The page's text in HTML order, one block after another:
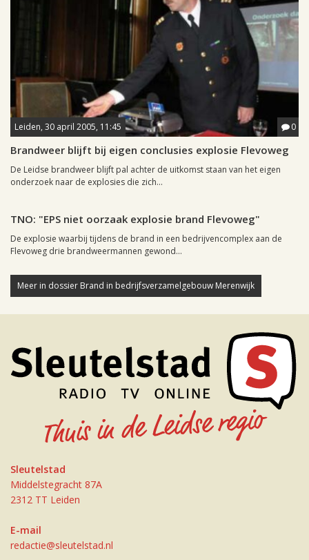
Leiden, 30 april 2005, 11:45 0
Brandweer blijft bij eigen conclusies explosie Flevoweg
De Leidse brandweer blijft pal achter de uitkomst staan van het eigen
onderzoek naar de explosies die zich...
TNO: "EPS niet oorzaak explosie brand Flevoweg"
De explosie waarbij tijdens de brand in een bedrijvencomplex aan de
Flevoweg drie brandweermannen gewond...
Meer in dossier Brand in bedrijfsverzamelgebouw Merenwijk
Sleutelstad
Middelstegracht 87A
2312 TT Leiden
E-mail
redactie@sleutelstad.nl